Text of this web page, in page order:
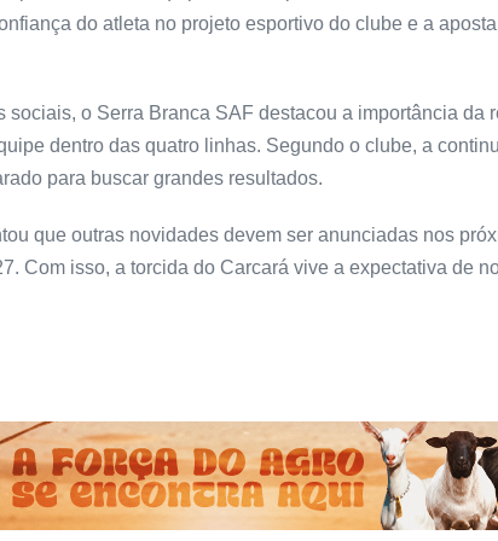
do atleta no projeto esportivo do clube e a
sociais, o Serra Branca SAF destacou a importância da
dentro das quatro linhas. Segundo o clube, a
para buscar grandes resultados.
que outras novidades devem ser anunciadas nos
Com isso, a torcida do Carcará vive a expectativa de